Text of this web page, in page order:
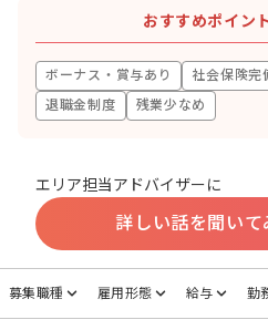
おすすめポイン
ボーナス・賞与あり 社会保険完
退職金制度
残業少なめ
エリア担当アドバイザーに
詳しい話を聞いて
募集職種 雇用形態 給与 勤